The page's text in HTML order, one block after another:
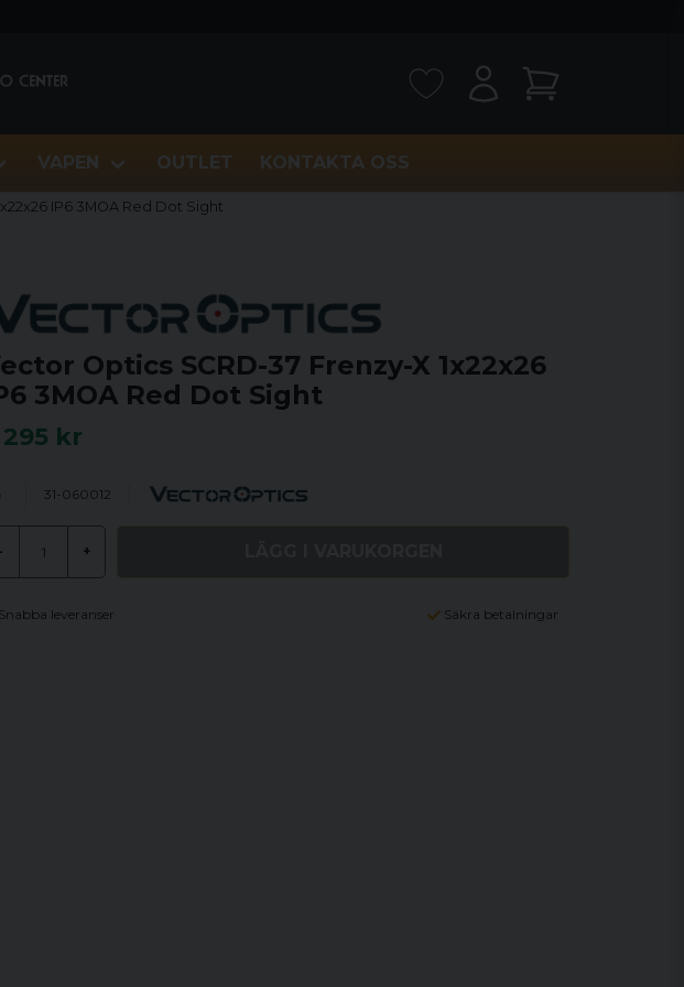
VAPEN OUTLET KONTAKTA OSS
IP6 3MOA Red Dot Sight
Optics SCRD-37 Frenzy-X 1x22x26
3MOA Red Dot Sight
kr
31-060012
- +
Snabba leveranser Säkra betalningar